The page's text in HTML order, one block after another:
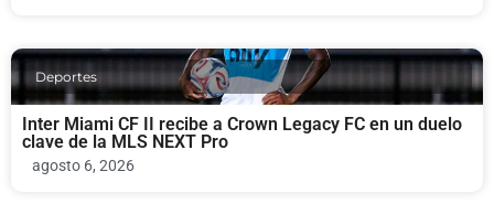
Deportes
Inter Miami CF II recibe a Crown Legacy FC en un duelo
clave de la MLS NEXT Pro
agosto 6, 2026